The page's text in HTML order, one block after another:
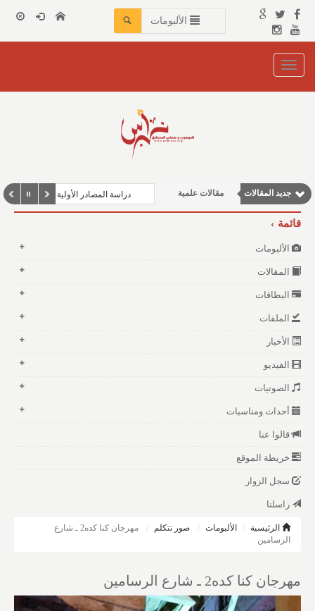
الألبومات
Toggle
navigation
جديد المقالات
مقالات اجتماعية
مقالات علمية دراسة المصادر الأولية للمؤرخين
قائمة
الألبومات
المقالات
البطاقات
الملفات
الأخبار
الفيديو
الصوتيات
أحداث ومناسبات
قالوا عنا
خريطة الموقع
سجل الزوار
راسلنا
الرئيسية الألبومات صور تتكلم
مهرجان كنا كده2 ـ شارع
الرسامين
مهرجان كنا كده2 ـ شارع الرسامين